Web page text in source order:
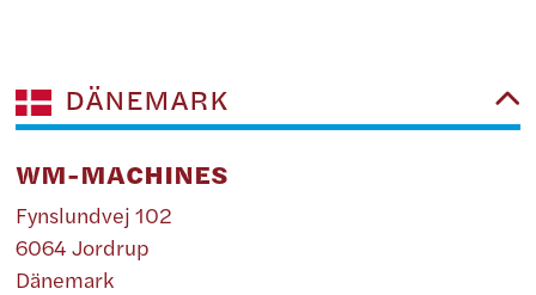
DÄNEMARK
WM-MACHINES
Fynslundvej 102
6064 Jordrup
Dänemark